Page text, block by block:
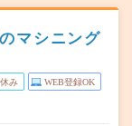
マシニング
み WEB登録OK